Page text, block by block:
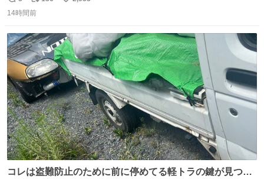
たときの顔になった
返
信
リ
ポ
ト
数
い
数
14時間前
コレは盗難防止のために前に停めてる軽トラの鍵が見つか